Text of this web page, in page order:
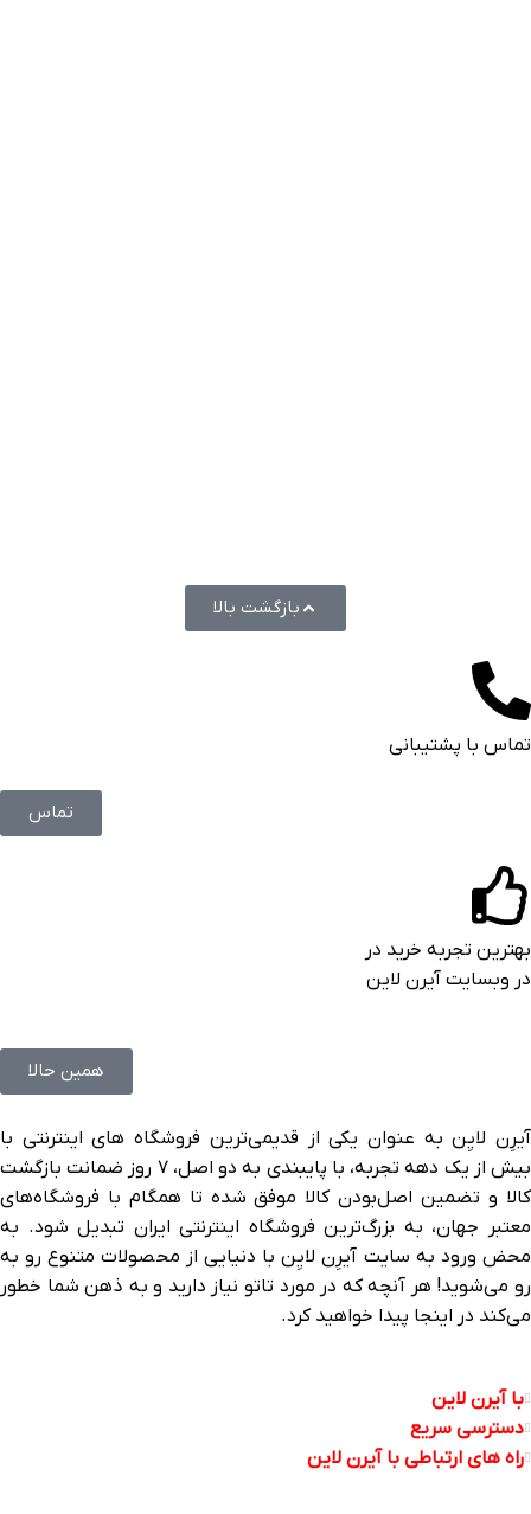
بازگشت بالا
تماس با پشتیبانی
تماس
بهترین تجربه خرید در
در وبسایت آیرن لاین
همین حالا
آیرِن لایِن به عنوان یکی از قدیمی‌ترین فروشگاه های اینترنتی با
بیش از یک دهه تجربه، با پایبندی به دو اصل، ۷ روز ضمانت بازگشت
کالا و تضمین اصل‌بودن کالا موفق شده تا همگام با فروشگاه‌های
معتبر جهان، به بزرگ‌ترین فروشگاه اینترنتی ایران تبدیل شود. به
محض ورود به سایت آیرِن لایِن با دنیایی از محصولات متنوع رو به
رو می‌شوید! هر آنچه که در مورد تاتو نیاز دارید و به ذهن شما خطور
می‌کند در اینجا پیدا خواهید کرد.
با آیرن لاین
دسترسی سریع
راه های ارتباطی با آیرن لاین